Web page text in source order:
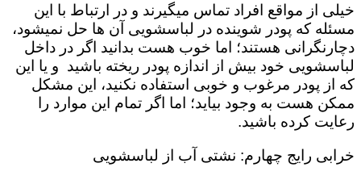
خیلی از مواقع افراد تماس میگیرند و در ارتباط با این
مسئله که پودر شوینده در لباسشویی آن ها حل نمیشود،
دچارنگرانی هستند؛ اما خوب هست بدانید اگر در داخل
لباسشویی خود بیش از اندازه پودر ریخته باشید و یا این
که از پودر مرغوب و خوبی استفاده نکنید، این مشکل
ممکن هست به وجود بیاید؛ اما اگر تمام این موارد را
رعایت کرده باشید.
خرابی رایج چهارم: نشتی آب از لباسشویی